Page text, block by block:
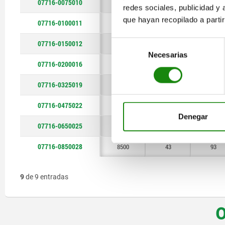
redes sociales, publicidad y
que hayan recopilado a
consentimiento
Necesarias
Denegar
8500
07716-0075010 750 13,5 29
07716-0100011 1000 16,8 36
07716-0150012
07716-0200016
07716-0325019 27
07716-0475022 4750 31,8 70
07716-0650025
07716-0850028 8500 43 93
9de 9 entradas